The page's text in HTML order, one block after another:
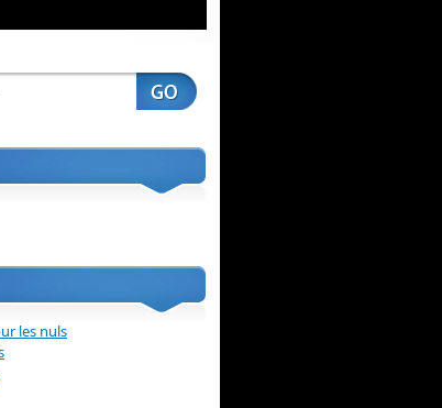
les nuls